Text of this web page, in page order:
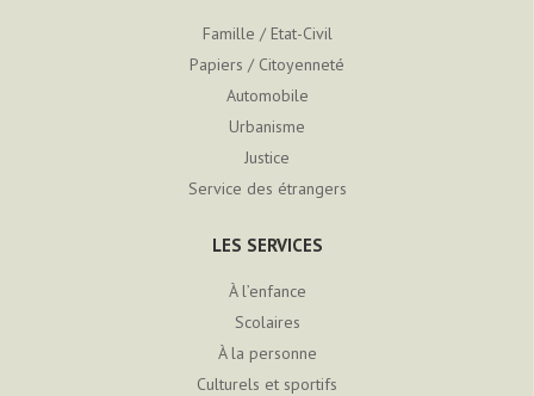
Famille / Etat-Civil
Papiers / Citoyenneté
Automobile
Urbanisme
Justice
Service des étrangers
LES SERVICES
À l’enfance
Scolaires
À la personne
Culturels et sportifs